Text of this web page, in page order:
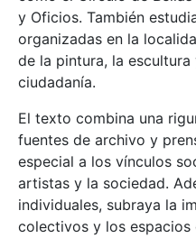
y Oficios. También
organizadas en la
de la pintura, la
ciudadanía.
El texto combina una
fuentes de archivo y
especial a los vínculos
artistas y la sociedad.
individuales, subraya la
colectivos y los espacios